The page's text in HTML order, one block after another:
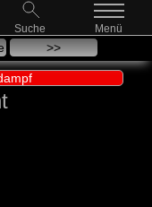
Suche Menü
>>